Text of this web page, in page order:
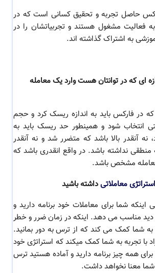
حاصل تجربه و تحقیق کسانی است که در
به فعالیت مشغول هستندو تجربیاتشان را در
به اشتراک گذاشته اند.
ای که در توانتان هست وارد یک معامله
در فارکس باید به اندازه ریسک کرد و حجم
انتخاب شود و همینطور حد ریسک باید به
آنقدر بالا باشد که متضرر شد و نه آنقدر
منطقی نداشته باشد. در واقع انقدری باشد که
مشخص باشد.
استراتژی معاملاتیداشته باشید
اینکه شما برای معاملات خود برنامه دارید و
دید مناسب می دهد. اینکه در زمان ضرر و خطر
به شما کمک می کند که از ترس به دور بمانید.
با تجربه به شما کمک میکند که استراتژی خود
برای همه چیز برنامه دارید و آماده هستید ترس
معنا نخواهد داشت.